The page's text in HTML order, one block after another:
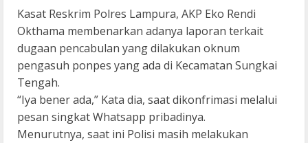
Kasat Reskrim Polres Lampura, AKP Eko Rendi
Okthama membenarkan adanya laporan terkait
dugaan pencabulan yang dilakukan oknum
pengasuh ponpes yang ada di Kecamatan Sungkai
Tengah.
“Iya bener ada,” Kata dia, saat dikonfrimasi melalui
pesan singkat Whatsapp pribadinya.
Menurutnya, saat ini Polisi masih melakukan